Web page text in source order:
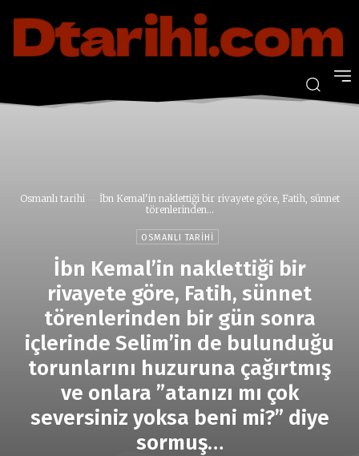
Osmanlı tarihi
İbn Kemal'in naklettiği bir rivayete göre, Fatih, sünnet
törenlerinden...
OSMANLI TARIHI
İbn Kemal’in naklettiği bir
rivayete göre, Fatih, sünnet
törenlerinden bir gün sonra
içlerinde Selim’in de bulunduğu
torunlarını huzuruna çağırtmış
ve onlara ”atanızı mı çok
seversiniz yoksa beni mi?” diye
sormuş…